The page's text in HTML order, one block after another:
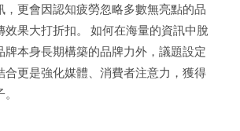
，更會因認知疲勞忽略多數無亮點的品
效果大打折扣。 如何在海量的資訊中脫
牌本身長期構築的品牌力外，議題設定
合更是強化媒體、消費者注意力，獲得